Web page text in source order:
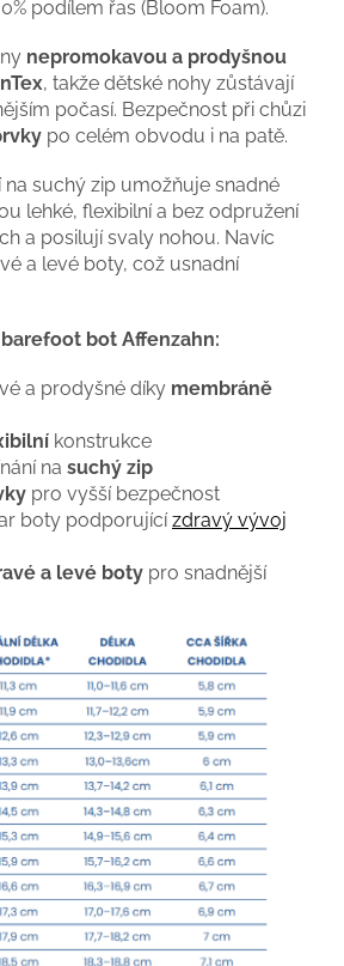
podílem řas (Bloom Foam).
nepromokavou a prodyšnou
, takže dětské nohy zůstávají
počasí. Bezpečnost při chůzi
po celém obvodu i na patě.
na suchý zip umožňuje snadné
lehké, flexibilní a bez odpružení
a posilují svaly nohou. Navíc
a levé boty, což usnadní
bot Affenzahn:
a prodyšné díky membráně
konstrukce
na suchý zip
pro vyšší bezpečnost
boty podporujícízdravý vývoj
a levé boty pro snadnější